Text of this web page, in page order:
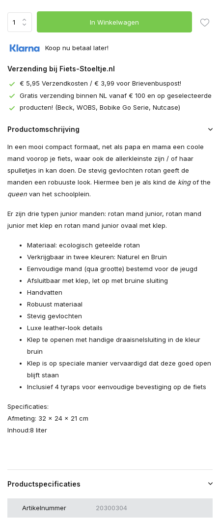
In Winkelwagen
Koop nu betaal later!
Verzending bij Fiets-Stoeltje.nl
€ 5,95 Verzendkosten / € 3,99 voor Brievenbuspost!
Gratis verzending binnen NL vanaf € 100 en op geselecteerde
producten! (Beck, WOBS, Bobike Go Serie, Nutcase)
Productomschrijving
In een mooi compact formaat, net als papa en mama een coole
mand voorop je fiets, waar ook de allerkleinste zijn / of haar
spulletjes in kan doen. De stevig gevlochten rotan geeft de
manden een robuuste look. Hiermee ben je als kind de kingof the
queen van het schoolplein.
Er zijn drie typen junior manden: rotan mand junior, rotan mand
junior met klep en rotan mand junior ovaal met klep.
Materiaal: ecologisch geteelde rotan
Verkrijgbaar in twee kleuren: Naturel en Bruin
Eenvoudige mand (qua grootte) bestemd voor de jeugd
Afsluitbaar met klep, let op met bruine sluiting
Handvatten
Robuust materiaal
Stevig gevlochten
Luxe leather-look details
Klep te openen met handige draaisnelsluiting in de kleur
bruin
Klep is op speciale manier vervaardigd dat deze goed open
blijft staan
Inclusief 4 tyraps voor eenvoudige bevestiging op de fiets
Specificaties:
Afmeting: 32 x 24 x 21 cm
Inhoud:8 liter
Productspecificaties
Artikelnummer 20300304